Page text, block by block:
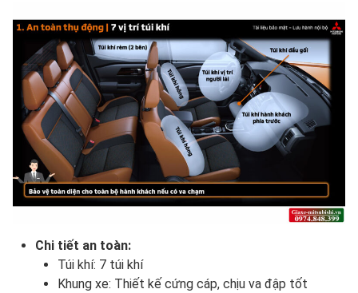
Chi tiết an toàn:
Túi khí: 7 túi khí
Khung xe: Thiết kế cứng cáp, chịu va đập tốt